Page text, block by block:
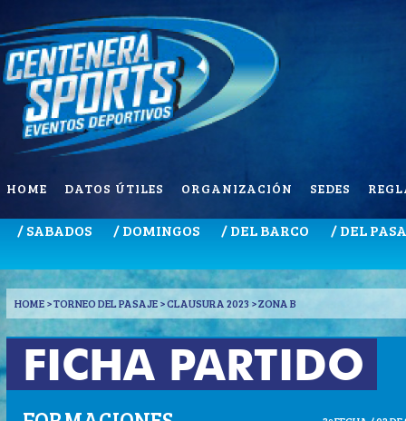
HOME DATOS ÚTILES ORGANIZACIÓN SEDES
/ SABADOS / DOMINGOS / DEL BARCO / DEL
HOME> TORNEO DEL PASAJE > CLAUSURA 2023 > ZONA B
FICHA PARTIDO